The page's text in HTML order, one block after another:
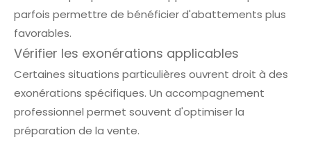
parfois permettre de bénéficier d'abattements plus
favorables.
Vérifier les exonérations applicables
Certaines situations particulières ouvrent droit à des
exonérations spécifiques. Un accompagnement
professionnel permet souvent d'optimiser la
préparation de la vente.